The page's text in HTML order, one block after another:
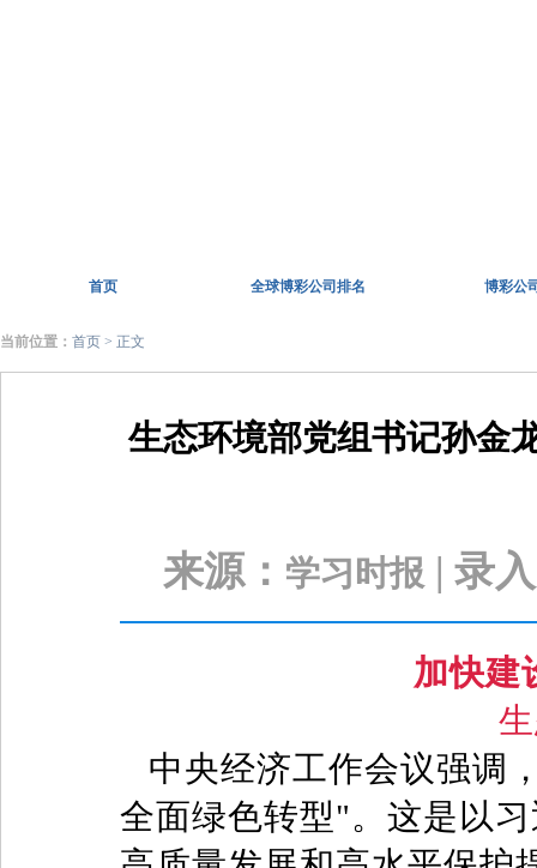
首页 全球博彩公司排名 博彩公
当前位置： 首页 > 正文
生态环境部党组书记孙金
来源： 学习时报 | 录
加快建
中央经济工作会议强调
全面绿色转型"。这是以